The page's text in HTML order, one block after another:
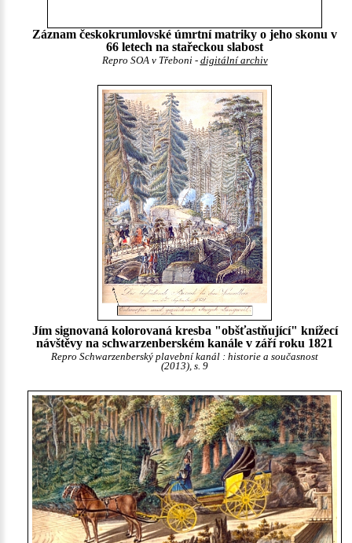
Záznam českokrumlovské úmrtní matriky o jeho skonu v
66 letech na stařeckou slabost
Repro SOA v Třeboni - digitální archiv
Jím signovaná kolorovaná kresba "obšťastňující" knížecí
návštěvy na schwarzenberském kanále v září roku 1821
Repro Schwarzenberský plavební kanál : historie a současnost
(2013), s. 9